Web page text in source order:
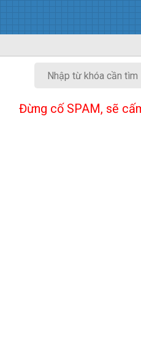
Đừng cố SPAM, sẽ